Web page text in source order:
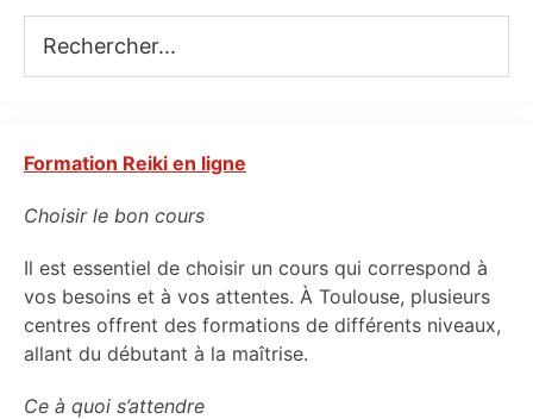
Formation Reiki en ligne
Choisir le bon cours
Il est essentiel de choisir un cours qui correspond à
vos besoins et à vos attentes. À Toulouse, plusieurs
centres offrent des formations de différents niveaux,
allant du débutant à la maîtrise.
Ce à quoi s’attendre